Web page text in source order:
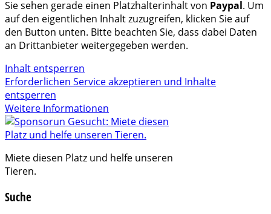
Sie sehen gerade einen Platzhalterinhalt von Paypal. Um
auf den eigentlichen Inhalt zuzugreifen, klicken Sie auf
den Button unten. Bitte beachten Sie, dass dabei Daten
an Drittanbieter weitergegeben werden.
Inhalt entsperren
Erforderlichen Service akzeptieren und Inhalte
entsperren
Weitere Informationen
Miete diesen Platz und helfe unseren
Tieren.
Suche